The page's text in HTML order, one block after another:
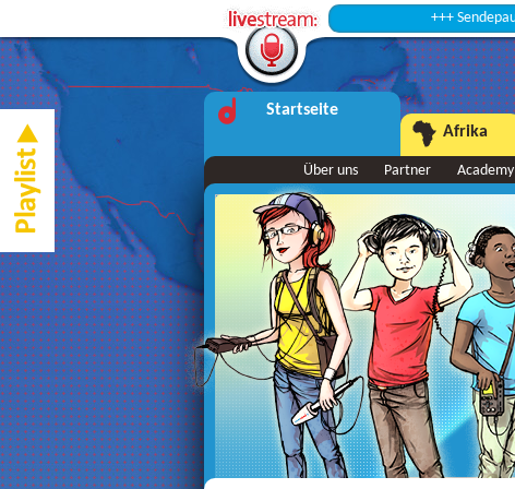
+++ Sendepause +++
Startseite
Afrika
Über uns Partner Academy